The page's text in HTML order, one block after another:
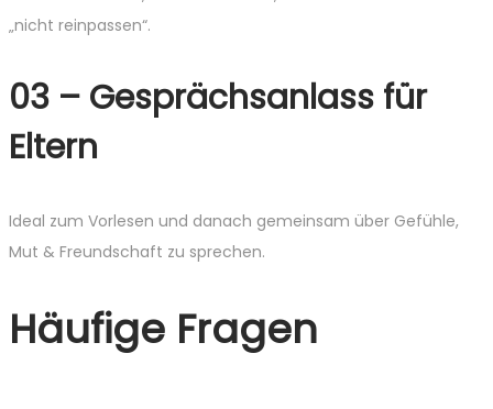
„nicht reinpassen“.
03 – Gesprächsanlass für
Eltern
Ideal zum Vorlesen und danach gemeinsam über Gefühle,
Mut & Freundschaft zu sprechen.
Häufige Fragen